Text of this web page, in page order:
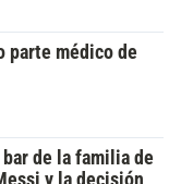
parte médico de
de la familia de
y la decisión